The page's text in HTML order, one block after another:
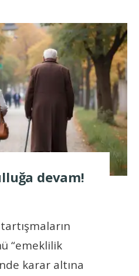
devam!
“emeklilik
karar altına